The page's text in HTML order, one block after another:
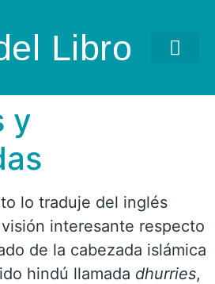
Libro
y
lo traduje del inglés
interesante respecto
de la cabezada islámica
hindú llamada dhurries,